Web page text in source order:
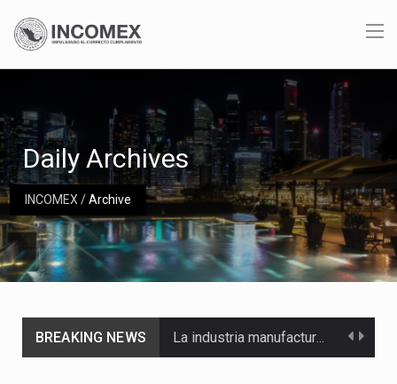
INCOMEX/Archive
Daily Archives
BREAKING NEWS La industria manufacturera de exportación afiliada a Index en Nuevo León ha alcanzado hasta 10%…